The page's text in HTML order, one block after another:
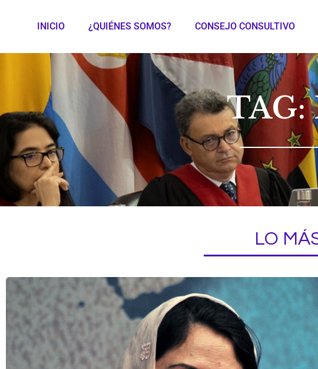
INICIO ¿QUIÉNES SOMOS? CONSEJO CONSULTIVO
TAG:
LO